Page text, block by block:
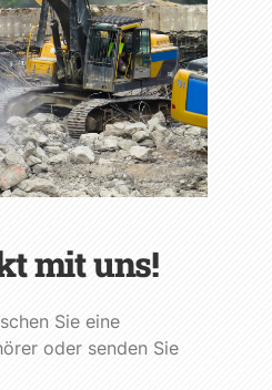
mit uns!
Sie eine
oder senden Sie